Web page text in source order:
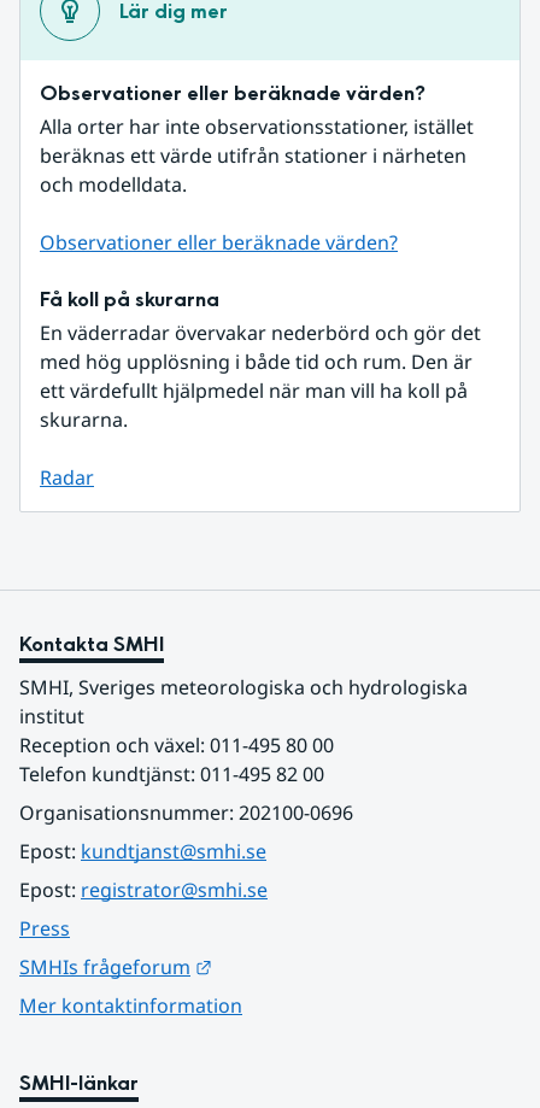
Lär dig mer
Observationer eller beräknade värden?
Alla orter har inte observationsstationer, istället
beräknas ett värde utifrån stationer i närheten
och modelldata.
Observationer eller beräknade värden?
Få koll på skurarna
En väderradar övervakar nederbörd och gör det
med hög upplösning i både tid och rum. Den är
ett värdefullt hjälpmedel när man vill ha koll på
skurarna.
Radar
Kontakta SMHI
SMHI, Sveriges meteorologiska och hydrologiska
institut
Reception och växel: 011-495 80 00
Telefon kundtjänst: 011-495 82 00
Organisationsnummer: 202100-0696
Epost: kundtjanst@smhi.se
Epost: registrator@smhi.se
Press
SMHIs frågeforum
Mer kontaktinformation
SMHI-länkar